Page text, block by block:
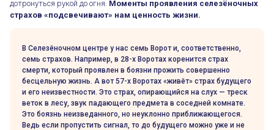
дотронуться рукой до огня. Моменты проявления селезёночных
страхов «подсвечивают» нам ценность жизни.
В Селезёночном центре у нас семь Ворот и, соответственно,
семь страхов. Например, в 28-х Воротах коренится страх
смерти, который проявлен в боязни прожить совершенно
бесцельную жизнь. А вот 57-х Воротах «живёт» страх будущего
и его неизвестности. Это страх, опирающийся на слух — треск
веток в лесу, звук падающего предмета в соседней комнате.
Это боязнь неизведанного, но неуклонно приближающегося.
Ведь если пропустить сигнал, то до будущего можно уже и не